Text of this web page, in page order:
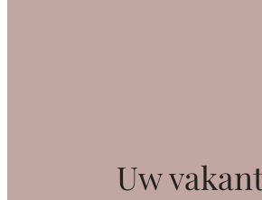
Uw